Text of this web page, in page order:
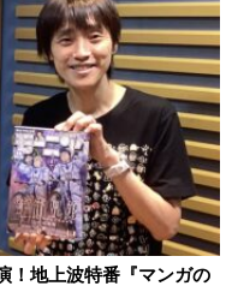
！地上波特番『マンガの